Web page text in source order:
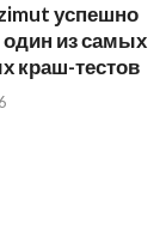
успешно
из самых
краш-тестов